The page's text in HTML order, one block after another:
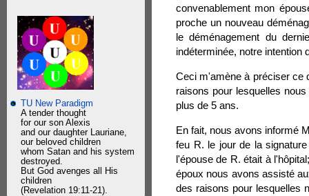
TU New Paradigm
A tender thought
for our son Alexis
and our daughter Lauriane,
our beloved children
whom Satan and his system
destroyed.
But God avenges all His
children
(Revelation 19:11-21).
convenablement mon
proche un nouveau
le déménagement du
indéterminée, notre intention
Ceci m'amène à préciser ce
raisons pour lesquelles
plus de 5 ans.
En fait, nous avons informé
feu R. le jour de la
l'épouse de R. était à
époux nous avons assisté
des raisons pour lesquelles